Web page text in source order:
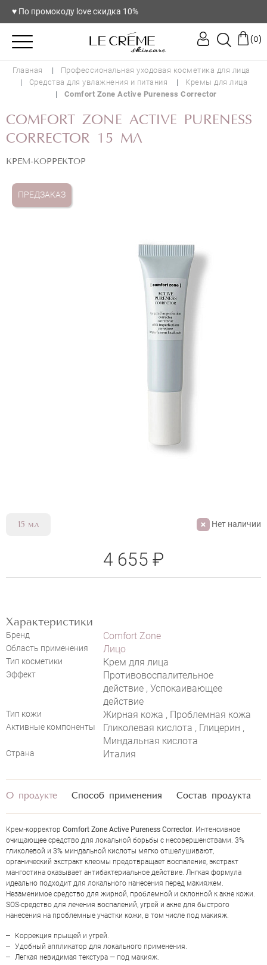
По промокоду love скидка 10%
(0)
Главная
Профессиональная уходовая косметика для лица
Средства для увлажнения и питания
Кремы для лица
Comfort Zone Active Pureness Corrector
COMFORT ZONE ACTIVE PURENESS
CORRECTOR 15 МЛ
КРЕМ-КОРРЕКТОР
ПРЕДЗАКАЗ
COMFORT ZONE ACTIVE PURENESS
CORRECTOR
15 мл Нет наличии
Характеристики
Бренд Comfort Zone
Область применения Лицо
Тип косметики Крем для лица
Эффект
Противовоспалительное
действие , Успокаивающее
действие
Тип кожи Жирная кожа , Проблемная кожа
Активные компоненты
Гликолевая кислота , Глицерин ,
Миндальная кислота
Страна Италия
4 655 ₽
НАПИСАТЬ ОТЗЫВ
О продукте Способ применения Состав продукта
Крем-корректор Comfort Zone Active Pureness Corrector. Интенсивное
очищающее средство для локальной борьбы с несовершенствами. 3%
гликолевой и 3% миндальной кислоты мягко отшелушивают,
органический экстракт клеомы предотвращает воспаление, экстракт
мангостина оказывает антибактериальное действие. Лнгкая формула
идеально подходит для локального нанесения перед макияжем.
Незаменимое средство для жирной, проблемной и склонной к акне кожи.
SOS-средство для лечения воспалений, угрей и акне для быстрого
нанесения на проблемные участки кожи, в том числе под макияж.
Коррекция прыщей и угрей.
Удобный аппликатор для локального применения.
Легкая невидимая текстура — под макияж.